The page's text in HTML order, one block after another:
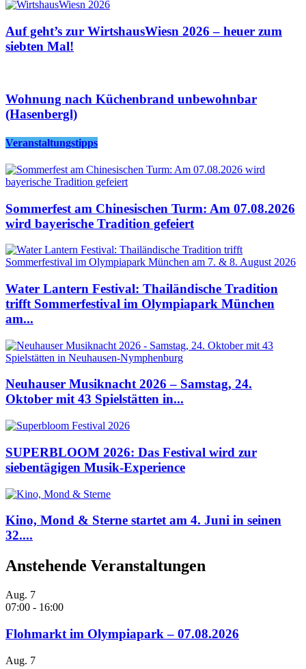
Auf geht’s zur WirtshausWiesn 2026 – heuer zum
siebten Mal!
Wohnung nach Küchenbrand unbewohnbar
(Hasenbergl)
Veranstaltungstipps
Sommerfest am Chinesischen Turm: Am 07.08.2026
wird bayerische Tradition gefeiert
Water Lantern Festival: Thailändische Tradition
trifft Sommerfestival im Olympiapark München
am...
Neuhauser Musiknacht 2026 – Samstag, 24.
Oktober mit 43 Spielstätten in...
SUPERBLOOM 2026: Das Festival wird zur
siebentägigen Musik-Experience
Kino, Mond & Sterne startet am 4. Juni in seinen
32....
Anstehende Veranstaltungen
Aug. 7
07:00 - 16:00
Flohmarkt im Olympiapark – 07.08.2026
Aug. 7